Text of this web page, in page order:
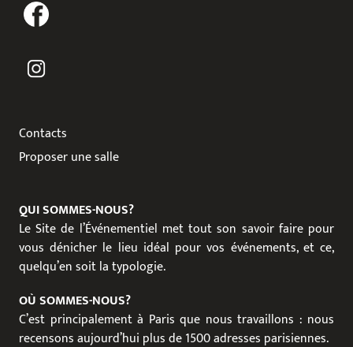
Contacts
Proposer une salle
QUI SOMMES-NOUS?
Le Site de l’Événementiel met tout son savoir faire pour
vous dénicher le lieu idéal pour vos événements, et ce,
quelqu’en soit la typologie.
OÙ SOMMES-NOUS?
C’est principalement à Paris que nous travaillons : nous
recensons aujourd’hui plus de 1500 adresses parisiennes.